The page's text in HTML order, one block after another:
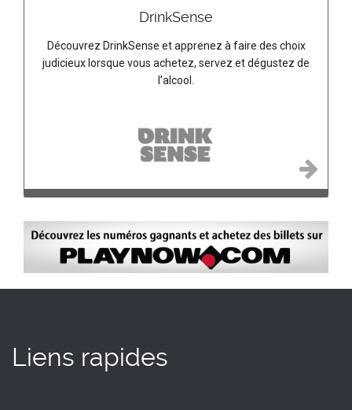
DrinkSense
Découvrez DrinkSense et apprenez à faire des choix
judicieux lorsque vous achetez, servez et dégustez de
l’alcool.
Image
Liens rapides